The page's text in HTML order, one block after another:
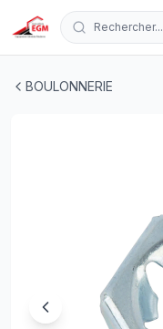
Rechercher...
BOULONNERIE